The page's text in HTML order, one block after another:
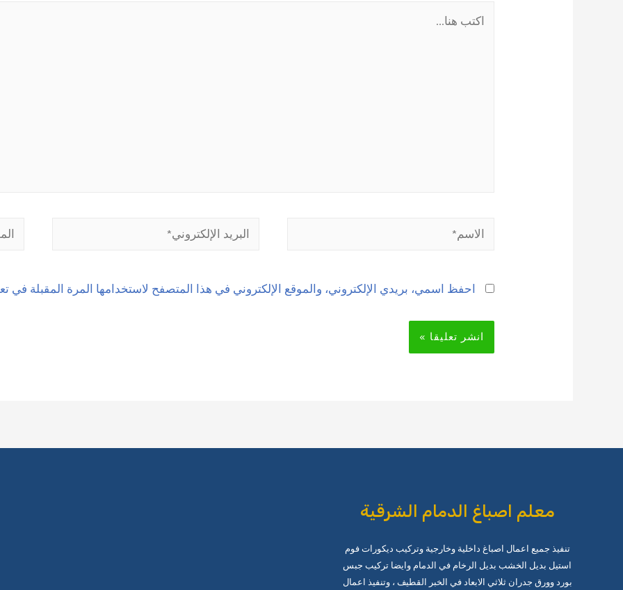
الاسم*
البريد
احفظ اسمي، بريدي الإلكتروني، والموقع الإلكتروني في هذا المتصفح لاستخدامها المرة المقبلة في
معلم اصباغ الدمام الشرقية
تنفيذ جميع اعمال اصباغ داخلية وخارجية وتركيب ديكورات فوم
استيل بديل الخشب بديل الرخام في الدمام وايضا تركيب جبس
بورد وورق جدران ثلاثي الابعاد في الخبر القطيف ، وتنفيذ اعمال